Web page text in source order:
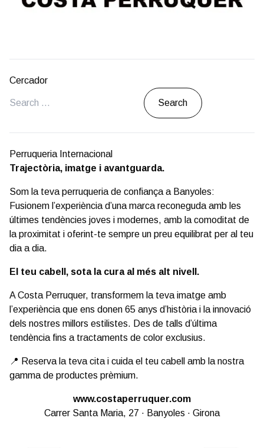
Cercador
Perruqueria Internacional
Trajectòria, imatge i avantguarda.
Som la teva perruqueria de confiança a Banyoles:
Fusionem l’experiència d’una marca reconeguda amb les
últimes tendències joves i modernes, amb la comoditat de
la proximitat i oferint-te sempre un preu equilibrat per al teu
dia a dia.
El teu cabell, sota la cura al més alt nivell.
A Costa Perruquer, transformem la teva imatge amb
l’experiència que ens donen 65 anys d’història i la innovació
dels nostres millors estilistes. Des de talls d’última
tendència fins a tractaments de color exclusius.
📍 Reserva la teva cita i cuida el teu cabell amb la nostra
gamma de productes prèmium.
www.costaperruquer.com
Carrer Santa Maria, 27 · Banyoles · Girona